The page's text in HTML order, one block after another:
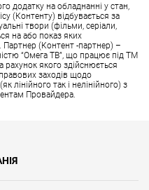
додатку на обладнанні у стан,
(Контенту) відбувається за
твори (фільми, серіали,
на або показ яких
Партнер (Контент -партнер) –
“Омега ТВ”, що працює під ТМ
рахунок якого здійснюється
заходів щодо
лінійного так і нелінійного) з
Провайдера.